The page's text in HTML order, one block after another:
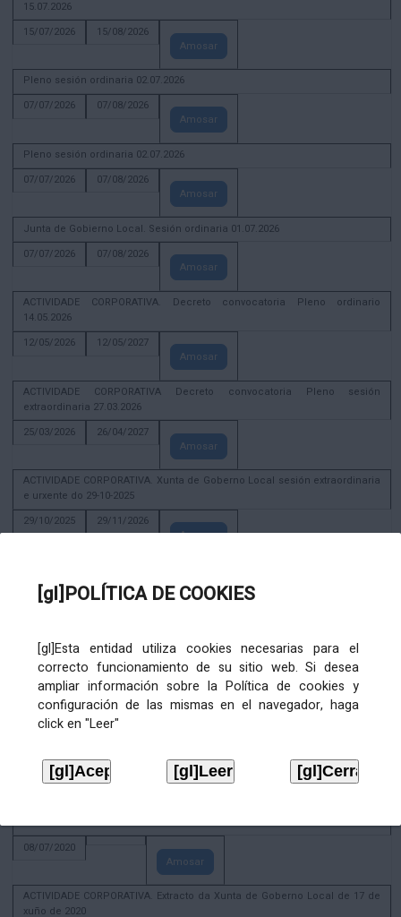
[gl]POLÍTICA DE COOKIES
[gl]Esta entidad utiliza cookies necesarias para el
correcto funcionamiento de su sitio web. Si desea
ampliar información sobre la Política de cookies y
configuración de las mismas en el navegador, haga
click en "Leer"
15.07.2026
15/07/2026
15/08/2026
Amosar
Pleno sesión ordinaria 02.07.2026
07/07/2026
07/08/2026
Amosar
Pleno sesión ordinaria 02.07.2026
07/07/2026
07/08/2026
Amosar
Junta de Gobierno Local. Sesión ordinaria 01.07.2026
07/07/2026
07/08/2026
Amosar
ACTIVIDADE CORPORATIVA. Decreto convocatoria Pleno ordinario
14.05.2026
12/05/2026
12/05/2027
Amosar
ACTIVIDADE CORPORATIVA Decreto convocatoria Pleno sesión
extraordinaria 27.03.2026
25/03/2026
26/04/2027
Amosar
ACTIVIDADE CORPORATIVA. Xunta de Goberno Local sesión extraordinaria
e urxente do 29-10-2025
29/10/2025
29/11/2026
Amosar
constitutiva da Xunta de Goberno Local extraordinaria e urxente 21.6.2023
Xunta de Goberno Local extraordinaria e urxente 01.08.2022
02/08/2022
Amosar
ACTIVIDADE CORPORATIVA. Xunta de Goberno Local do 30 de decembro
28/12/2020
Amosar
ACTIVIDADE CORPORATIVA. Extracto do Pleno ordinario de data 2.7.2020
08/07/2020
Amosar
ACTIVIDADE CORPORATIVA. Extracto da Xunta de Goberno Local de 17 de
xuño de 2020